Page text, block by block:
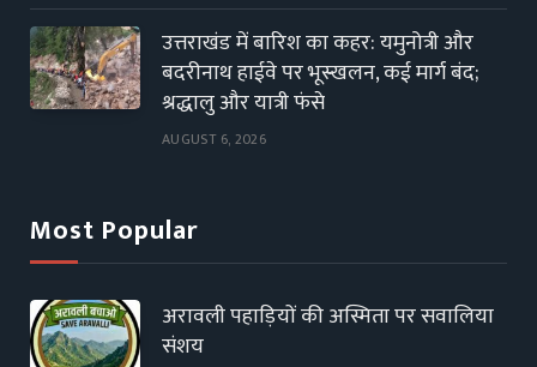
उत्तराखंड में बारिश का कहर: यमुनोत्री और
बदरीनाथ हाईवे पर भूस्खलन, कई मार्ग बंद;
श्रद्धालु और यात्री फंसे
AUGUST 6, 2026
Most Popular
अरावली पहाड़ियों की अस्मिता पर सवालिया
संशय